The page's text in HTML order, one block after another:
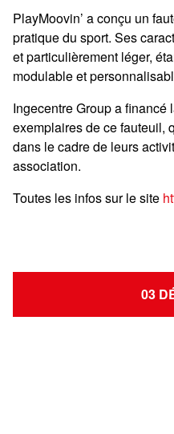
PlayMoovin’ a conçu un
pratique du sport. Ses
et particulièrement léger,
modulable et
Ingecentre Group a financé
exemplaires de ce fauteuil,
dans le cadre de leurs
association.
Toutes les infos sur le site
03